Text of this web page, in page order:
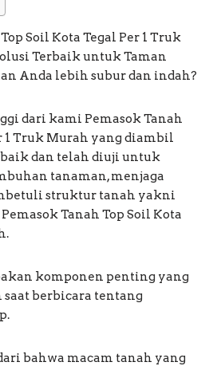
Soil Kota Tegal Per 1 Truk
Terbaik untuk Taman
Anda lebih subur dan indah?
dari kami Pemasok Tanah
1 Truk Murah yang diambil
dan telah diuji untuk
tanaman, menjaga
struktur tanah yakni
Tanah Top Soil Kota
komponen penting yang
berbicara tentang
bahwa macam tanah yang